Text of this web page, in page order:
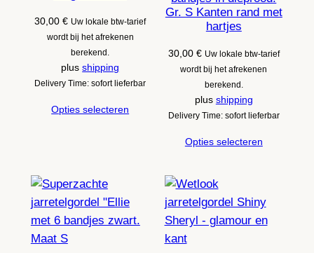
30,00€ Uw lokale btw-tarief
wordt bij het afrekenen
berekend.
plusshipping
Delivery Time: sofort lieferbar
Opties selecteren
Gr. S Kanten rand met
hartjes
30,00 € Uw lokale btw-tarief
wordt bij het afrekenen
berekend.
plus shipping
Delivery Time: sofort lieferbar
Opties selecteren